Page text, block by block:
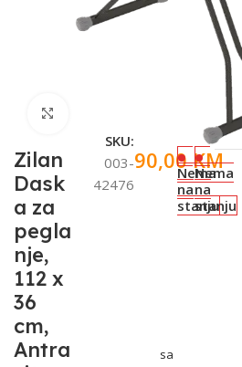
Zilan
Dask
a za
pegla
nje,
112 x
36
cm,
Antra
SKU:
003-
42476
90,00KM
sa
Nema
na
stanju
Nema
na
stanju